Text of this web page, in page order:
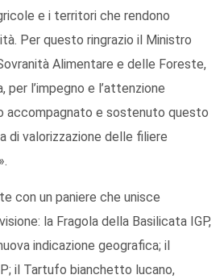
e i territori che rendono
Per questo ringrazio il Ministro
Alimentare e delle Foreste,
per l’impegno e l’attenzione
accompagnato e sostenuto questo
di valorizzazione delle filiere
con un paniere che unisce
la Fragola della Basilicata IGP,
indicazione geografica; il
il Tartufo bianchetto lucano,